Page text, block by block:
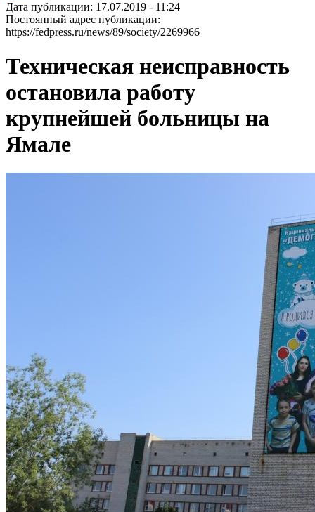
Дата публикации: 17.07.2019 - 11:24
Постоянный адрес публикации:
https://fedpress.ru/news/89/society/2269966
Техническая неисправность
остановила работу
крупнейшей больницы на
Ямале